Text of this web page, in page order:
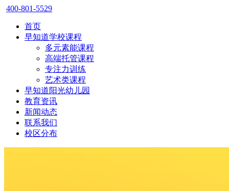
400-801-5529
首页
早知道学校课程
多元素能课程
高端托管课程
专注力训练
艺术类课程
早知道阳光幼儿园
教育资讯
新闻动态
联系我们
校区分布